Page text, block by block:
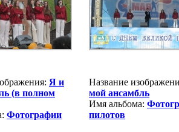
Я и
(в полном
Фотографии
Название
мой ансамбль
Имя альбома:
пилотов